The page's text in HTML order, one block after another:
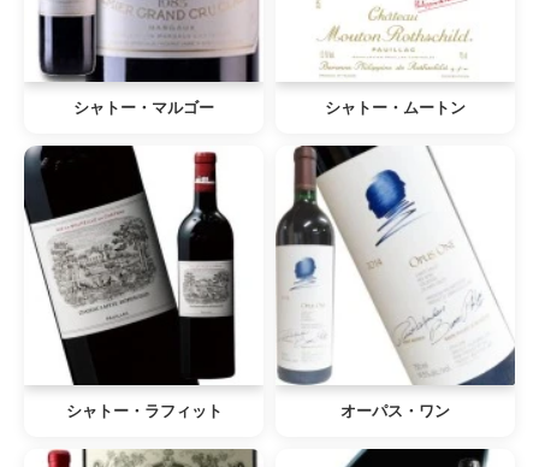
シャトー・マルゴー シャトー・ムートン
シャトー・ラフィット オーパス・ワン